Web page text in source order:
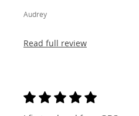
Audrey
Read full review